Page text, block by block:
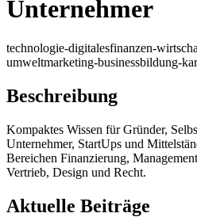
Unternehmer
technologie-digitalesfinanzen-
umweltmarketing-businessbildung-
Beschreibung
Kompaktes Wissen für Gründer,
Unternehmer, StartUps und
Bereichen Finanzierung,
Vertrieb, Design und Recht.
Aktuelle Beiträge